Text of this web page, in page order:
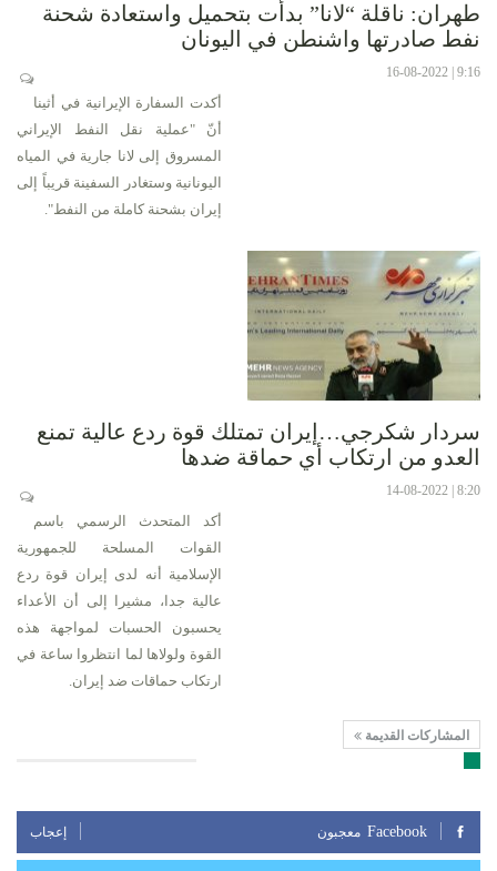
طهران: ناقلة “لانا” بدأت بتحميل واستعادة شحنة
نفط صادرتها واشنطن في اليونان
9:16 | 16-08-2022
أكدت السفارة الإيرانية في أثينا
أنّ "عملية نقل النفط الإيراني
المسروق إلى لانا جارية في المياه
اليونانية وستغادر السفينة قريباً إلى
إيران بشحنة كاملة من النفط".
سردار شكرجي…إيران تمتلك قوة ردع عالية تمنع
العدو من ارتكاب أي حماقة ضدها
8:20 | 14-08-2022
أكد المتحدث الرسمي باسم
القوات المسلحة للجمهورية
الإسلامية أنه لدى إيران قوة ردع
عالية جدا، مشيرا إلى أن الأعداء
يحسبون الحسبات لمواجهة هذه
القوة ولولاها لما انتظروا ساعة في
ارتكاب حماقات ضد إيران.
المشاركات القديمة
Facebook معجبون إعجاب